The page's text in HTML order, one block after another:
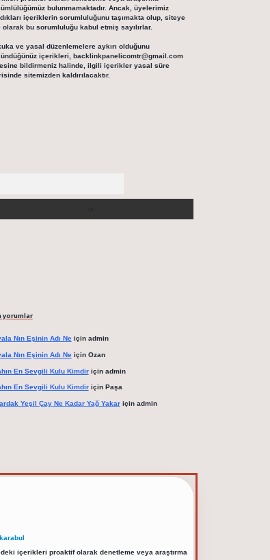
bulunmamaktadır. Ancak, üyelerimiz
içeriklerin sorumluluğunu taşımakta olup, siteye
olarak bu sorumluluğu kabul etmiş sayılırlar.
ve yasal düzenlemelere aykırı olduğunu
içerikleri, backlinkpanelicomtr@gmail.com
bildirmeniz halinde, ilgili içerikler yasal süre
sitemizden kaldırılacaktır.
yorumlar
Nın Eşinin Adı Neiçin admin
Nın Eşinin Adı Neiçin Ozan
En Sevgili Kulu Kimdiriçin admin
En Sevgili Kulu Kimdiriçin Paşa
Yeşil Çay Ne Kadar Yağ Yakariçin admin
içerikleri proaktif olarak denetleme veya araştırma